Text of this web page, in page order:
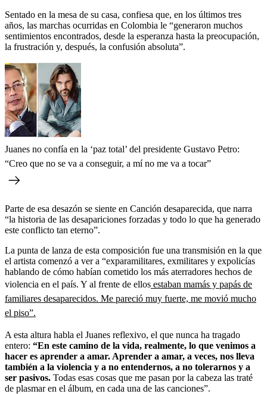
Sentado en la mesa de su casa, confiesa que, en los últimos tres
años, las marchas ocurridas en Colombia le “generaron muchos
sentimientos encontrados, desde la esperanza hasta la preocupación,
la frustración y, después, la confusión absoluta”.
Juanes no confía en la ‘paz total’ del presidente Gustavo Petro:
“Creo que no se va a conseguir, a mí no me va a tocar”
Parte de esa desazón se siente en Canción desaparecida, que narra
“la historia de las desapariciones forzadas y todo lo que ha generado
este conflicto tan eterno”.
La punta de lanza de esta composición fue una transmisión en la que
el artista comenzó a ver a “exparamilitares, exmilitares y expolicías
hablando de cómo habían cometido los más aterradores hechos de
violencia en el país. Y al frente de ellos estaban mamás y papás de
familiares desaparecidos. Me pareció muy fuerte, me movió mucho
el piso”.
A esta altura habla el Juanes reflexivo, el que nunca ha tragado
entero: “En este camino de la vida, realmente, lo que venimos a
hacer es aprender a amar. Aprender a amar, a veces, nos lleva
también a la violencia y a no entendernos, a no tolerarnos y a
ser pasivos. Todas esas cosas que me pasan por la cabeza las traté
de plasmar en el álbum, en cada una de las canciones”.